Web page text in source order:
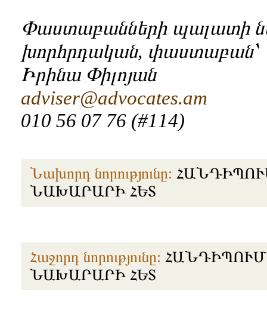
Փաստաբանների պալատի
խորհրդական, փաստաբան՝
Իրինա Փիլոյան
adviser@advocates.am
010 56 07 76 (#114)
Նախորդ նորությունը:
ՆԱԽԱՐԱՐԻ ՀԵՏ
Հաջորդ նորությունը:
ՆԱԽԱՐԱՐԻ ՀԵՏ